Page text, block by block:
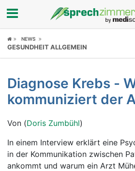
Fokus
Symptome
Ratgeber
NEWS
GESUNDHEIT ALLGEMEIN
Diagnose Krebs -
kommuniziert der
Von (Doris Zumbühl)
In einem Interview erklärt eine
in der Kommunikation zwischen
ankommt und warum ein Arzt